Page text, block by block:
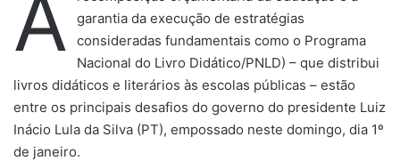
A
garantia da execução de estratégias
consideradas fundamentais como o Programa
Nacional do Livro Didático/PNLD) – que distribui
livros didáticos e literários às escolas públicas – estão
entre os principais desafios do governo do presidente Luiz
Inácio Lula da Silva (PT), empossado neste domingo, dia 1º
de janeiro.